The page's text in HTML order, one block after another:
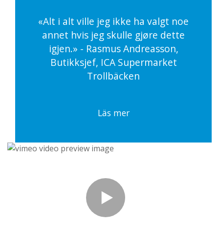
«Alt i alt ville jeg ikke ha valgt noe
annet hvis jeg skulle gjøre dette
igjen.» - Rasmus Andreasson,
Butikksjef, ICA Supermarket
Trollbäcken
Läs mer